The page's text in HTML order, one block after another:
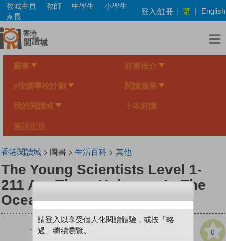
Skip
main
content
教城主頁 教師 中學生
小學生
家長
登入/註冊 | 繁 | English
圖書 好書推介
e悅讀學校計劃 閱讀服務
我的閱讀城 十本好讀
漫話生活
香港閱讀城> 圖書 > 生活百科> 其他
The Young Scientists Level 1-
211 Are There Unicorns In The
Ocean？
0
請登入以享受個人化閱讀體驗，或按「略
過」繼續瀏覽。